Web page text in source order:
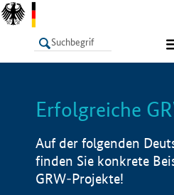
LISTE
Erfolgreiche
Auf der folgenden
finden Sie konkrete
GRW-Projekte!